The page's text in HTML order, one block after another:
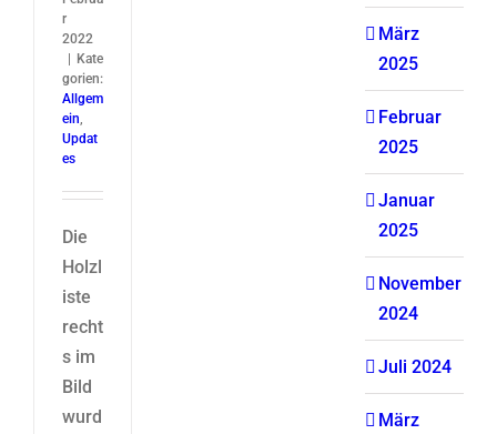
r
2022
Kate
gorien:
Allgem
ein,
Updat
es
Die
Holzl
iste
recht
s im
Bild
wurd
März
2025
Februar
2025
Januar
2025
November
2024
Juli 2024
März